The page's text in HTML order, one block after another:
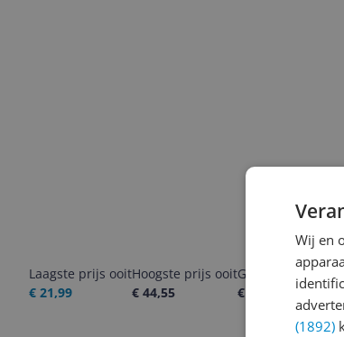
Laagste prijs ooit
€ 21,99
Hoogste prijs ooit
€ 44,55
Goedkoopste nu
€ 27,99
Wij en
(1892)